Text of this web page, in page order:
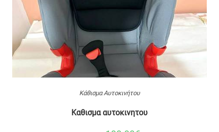
Κάθισμα Αυτοκινήτου
Καθισμα αυτοκινητου